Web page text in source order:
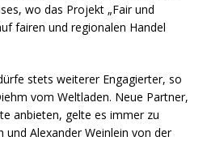
wo das Projekt „Fair und
fairen und regionalen Handel
stets weiterer Engagierter, so
vom Weltladen. Neue Partner,
anbieten, gelte es immer zu
und Alexander Weinlein von der